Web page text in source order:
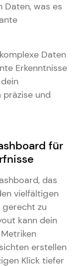
was es
Daten
Erkenntnisse
und
für
das
vielfältigen
gerecht zu
kann dein
erstellen
Klick tiefer